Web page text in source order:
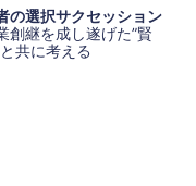
の選択サクセッション
創継を成し遂げた”賢
共に考える